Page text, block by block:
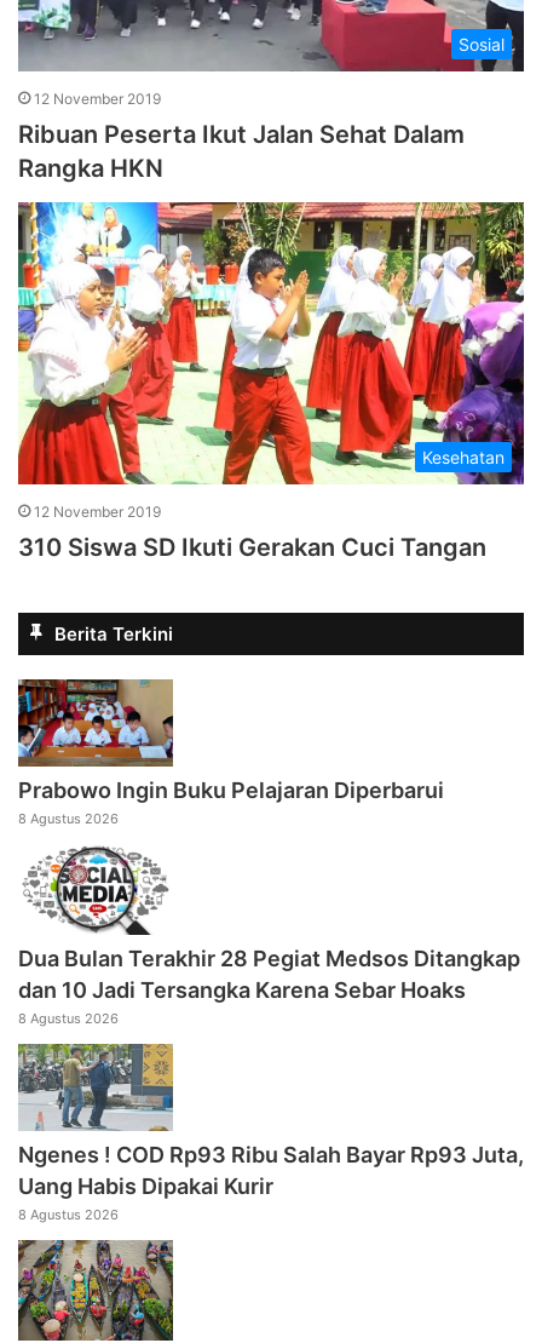
Sosial
12 November 2019
Ribuan Peserta Ikut Jalan Sehat Dalam
Rangka HKN
Kesehatan
12 November 2019
310 Siswa SD Ikuti Gerakan Cuci Tangan
Berita Terkini
Prabowo Ingin Buku Pelajaran Diperbarui
8 Agustus 2026
Dua Bulan Terakhir 28 Pegiat Medsos Ditangkap
dan 10 Jadi Tersangka Karena Sebar Hoaks
8 Agustus 2026
Ngenes ! COD Rp93 Ribu Salah Bayar Rp93 Juta,
Uang Habis Dipakai Kurir
8 Agustus 2026